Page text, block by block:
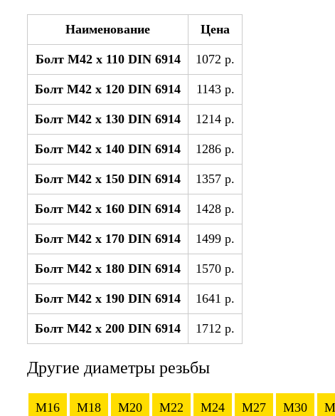
Наименование Цена
Болт М42 x 110 DIN 6914 1072 р.
Болт М42 x 120 DIN 6914 1143 р.
Болт М42 x 130 DIN 6914 1214 р.
Болт М42 x 140 DIN 6914 1286 р.
Болт М42 x 150 DIN 6914 1357 р.
Болт М42 x 160 DIN 6914 1428 р.
Болт М42 x 170 DIN 6914 1499 р.
Болт М42 x 180 DIN 6914 1570 р.
Болт М42 x 190 DIN 6914 1641 р.
Болт М42 x 200 DIN 6914 1712 р.
Другие диаметры резьбы
M16 M18 M20 M22 M24 M27 M30